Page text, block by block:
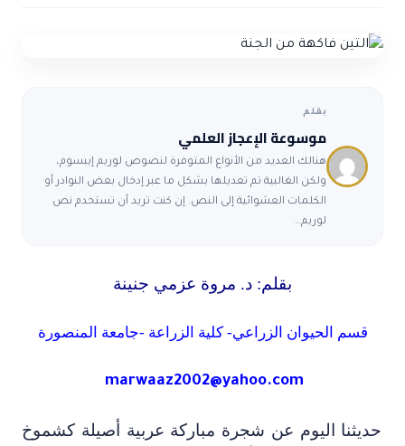
حول السنة
موسوعة الإعجاز العلمي
هنالك العديد من الأنواع المتوفرة لنصوص لوريم إيبسوم،
ولكن الغالبية تم تعديلها بشكل ما عبر إدخال بعض النوادر أو
الكلمات العشوائية إلى النص. إن كنت تريد أن تستخدم نص
لوريم…
بقلم: د. مروة عزمي جنينة
قسم الحيوان الزراعي- كلية الزراعة -جامعة المنصورة
marwaaz2002@yahoo.com
اليوم عن شجرة مباركة عربية أصيلة كشموخ